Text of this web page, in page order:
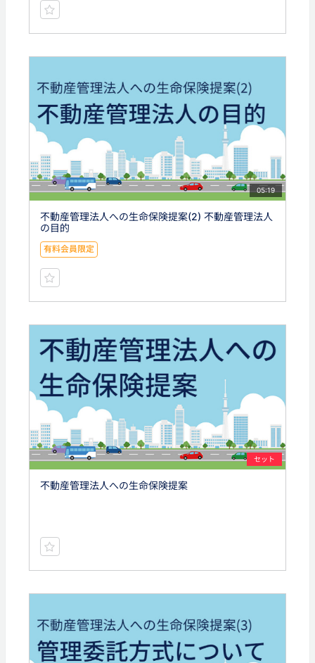
05:19
不動産管理法人への生命保険提案(2) 不動産管理法人
の目的
有料会員限定
セット
不動産管理法人への生命保険提案